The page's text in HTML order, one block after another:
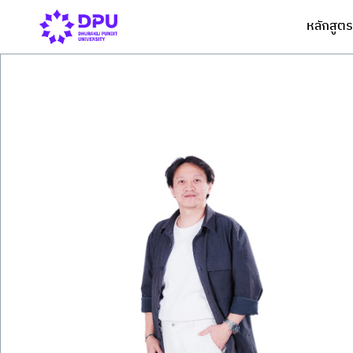
หลักสูตร